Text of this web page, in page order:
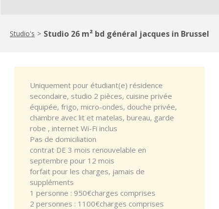
Studio's > Studio 26 m² bd général jacques in Brussel
Uniquement pour étudiant(e) résidence
secondaire, studio 2 pièces, cuisine privée
équipée, frigo, micro-ondes, douche privée,
chambre avec lit et matelas, bureau, garde
robe , internet Wi-Fi inclus
Pas de domiciliation
contrat DE 3 mois renouvelable en
septembre pour 12 mois
forfait pour les charges, jamais de
suppléments
1 personne : 950€charges comprises
2 personnes : 1100€charges comprises